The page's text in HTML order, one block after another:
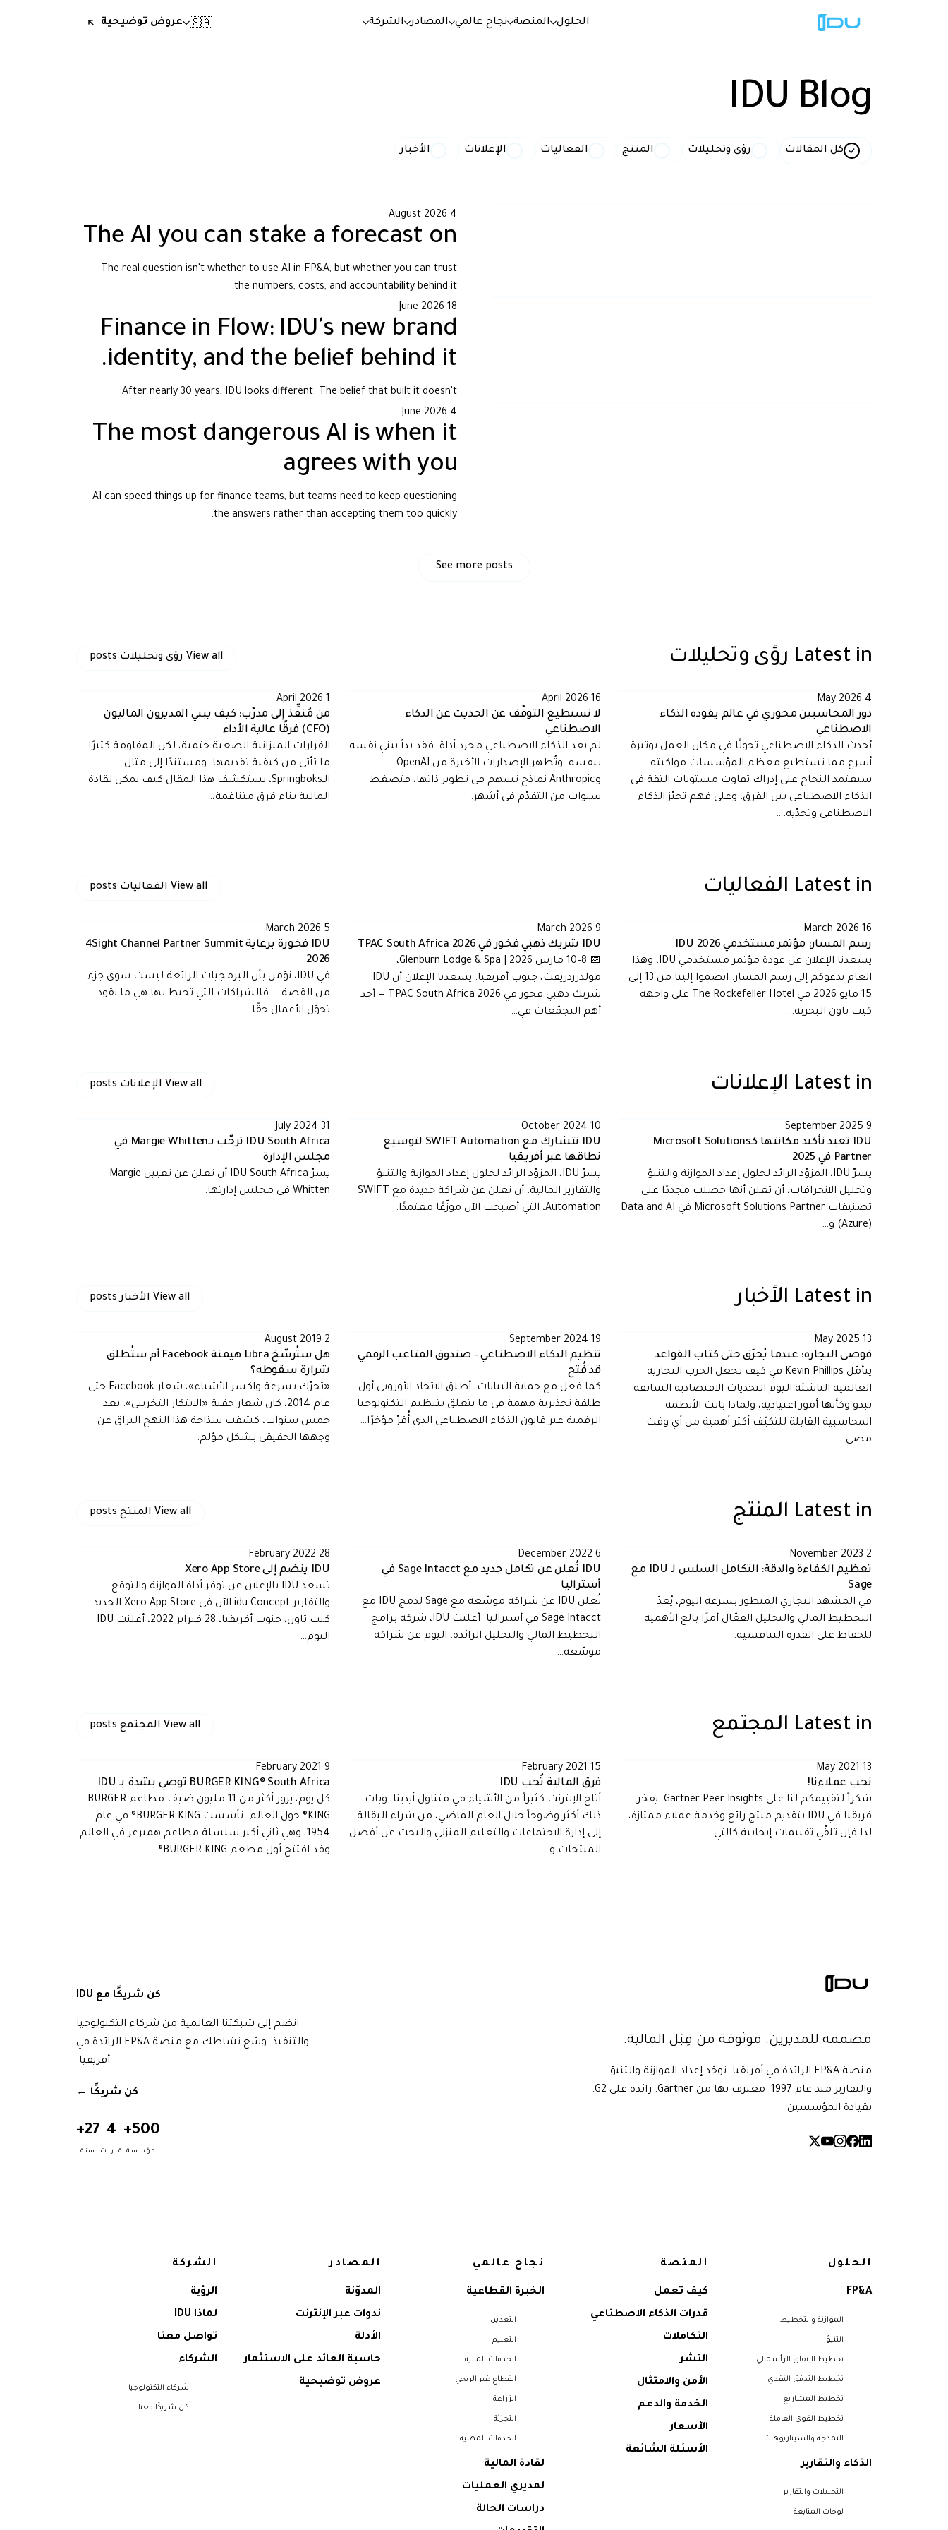
الحلول المنصة نجاح عالمي المصادر الشركة 🇸🇦 عروض توضيحية
IDU Blog
كل المقالات رؤى وتحليلات المنتج الفعاليات الإعلانات الأخبار
4 August 2026
The AI you can stake a forecast on
The real question isn't whether to use AI in FP&A, but whether you can trust
the numbers, costs, and accountability behind it.
18 June 2026
Finance in Flow: IDU's new brand
identity, and the belief behind it.
After nearly 30 years, IDU looks different. The belief that built it doesn't.
4 June 2026
The most dangerous AI is when it
agrees with you
AI can speed things up for finance teams, but teams need to keep questioning
the answers rather than accepting them too quickly.
See more posts
Latest in رؤى وتحليلات View all رؤى وتحليلات
4 May 2026
دور المحاسبين محوري في عالم يقوده الذكاء
الاصطناعي
يُحدث الذكاء الاصطناعي تحولًا في مكان العمل بوتيرة
أسرع مما تستطيع معظم المؤسسات مواكبته.
سيعتمد النجاح على إدراك تفاوت مستويات الثقة في
الذكاء الاصطناعي بين الفرق، وعلى فهم تحيّز الذكاء
الاصطناعي وتحدّيه،…
16 April 2026
لا نستطيع التوقّف عن الحديث عن الذكاء
الاصطناعي
لم يعد الذكاء الاصطناعي مجرد أداة. فقد بدأ يبني نفسه
بنفسه. وتُظهر الإصدارات الأخيرة من OpenAI
وAnthropic نماذج تسهم في تطوير ذاتها، فتضغط
سنوات من التقدّم في أشهر.
1 April 2026
من مُنفِّذ إلى مدرّب: كيف يبني المديرون الماليون
(CFO) فرقًا عالية الأداء
القرارات الميزانية الصعبة حتمية، لكن المقاومة كثيرًا
ما تأتي من كيفية تقديمها. ومستندًا إلى مثال
الـSpringboks، يستكشف هذا المقال كيف يمكن لقادة
المالية بناء فرق متناغمة،…
Latest in الفعاليات View all الفعاليات
16 March 2026
رسم المسار: مؤتمر مستخدمي IDU 2026
يسعدنا الإعلان عن عودة مؤتمر مستخدمي IDU، وهذا
العام ندعوكم إلى رسم المسار. انضموا إلينا من 13 إلى
15 مايو 2026 في The Rockefeller Hotel على واجهة
كيب تاون البحرية…
9 March 2026
IDU شريك ذهبي فخور في TPAC South Africa 2026
📅 8–10 مارس 2026 | Glenburn Lodge & Spa،
مولدرزدريفت، جنوب أفريقيا. يسعدنا الإعلان أن IDU
شريك ذهبي فخور في TPAC South Africa 2026 — أحد
أهم التجمّعات في…
5 March 2026
IDU فخورة برعاية 4Sight Channel Partner Summit
2026
في IDU، نؤمن بأن البرمجيات الرائعة ليست سوى جزء
من القصة — فالشراكات التي تحيط بها هي ما يقود
تحوّل الأعمال حقًا.
Latest in الإعلانات View all الإعلانات
9 September 2025
IDU تعيد تأكيد مكانتها كـMicrosoft Solutions
Partner في 2025
يسرّ IDU، المزوّد الرائد لحلول إعداد الموازنة والتنبؤ
وتحليل الانحرافات، أن تعلن أنها حصلت مجددًا على
تصنيفات Microsoft Solutions Partner في Data and AI
(Azure) و…
10 October 2024
IDU تتشارك مع SWIFT Automation لتوسيع
نطاقها عبر أفريقيا
يسرّ IDU، المزوّد الرائد لحلول إعداد الموازنة والتنبؤ
والتقارير المالية، أن تعلن عن شراكة جديدة مع SWIFT
Automation، التي أصبحت الآن موزّعًا معتمدًا.
31 July 2024
IDU South Africa ترحّب بـMargie Whitten في
مجلس الإدارة
يسرّ IDU South Africa أن تعلن عن تعيين Margie
Whitten في مجلس إدارتها.
Latest in الأخبار View all الأخبارposts
13 May 2025
فوضى التجارة: عندما يُحرَق حتى كتاب القواعد
يتأمّل Kevin Phillips في كيف تجعل الحرب التجارية
العالمية الناشئة اليوم التحديات الاقتصادية السابقة
تبدو وكأنها أمور اعتيادية، ولماذا باتت الأنظمة
المحاسبية القابلة للتكيّف أكثر أهمية من أي وقت
مضى.
19 September 2024
تنظيم الذكاء الاصطناعي – صندوق المتاعب الرقمي
قد فُتح
كما فعل مع حماية البيانات، أطلق الاتحاد الأوروبي أول
طلقة تحذيرية مهمة في ما يتعلق بتنظيم التكنولوجيا
الرقمية عبر قانون الذكاء الاصطناعي الذي أُقرّ مؤخرًا…
2 August 2019
هل ستُرسّخ Libra هيمنة Facebook أم ستُطلق
شرارة سقوطه؟
«تحرّك بسرعة واكسر الأشياء»، شعار Facebook حتى
عام 2014، كان شعار حقبة «الابتكار التخريبي». بعد
خمس سنوات، كشفت سذاجة هذا النهج البراق عن
وجهها الحقيقي بشكل مؤلم.
Latest in المنتج View all المنتج
2 November 2023
تعظيم الكفاءة والدقة: التكامل السلس لـ IDU مع
Sage
في المشهد التجاري المتطور بسرعة اليوم، يُعدّ
التخطيط المالي والتحليل الفعّال أمرًا بالغ الأهمية
للحفاظ على القدرة التنافسية.
6 December 2022
IDU تُعلن عن تكامل جديد مع Sage Intacct في
أستراليا
تُعلن IDU عن شراكة موسّعة مع Sage لدمج IDU مع
Sage Intacct في أستراليا. أعلنت IDU، شركة برامج
التخطيط المالي والتحليل الرائدة، اليوم عن شراكة
موسّعة…
28 February 2022
IDU ينضم إلى Xero App Store
تسعد IDU بالإعلان عن توفر أداة الموازنة والتوقع
والتقارير idu-Concept الآن في Xero App Store الجديد.
كيب تاون، جنوب أفريقيا، 28 فبراير 2022، أعلنت IDU
اليوم…
Latest in المجتمع View all المجتمع
13 May 2021
نحب عملاءنا!
شكراً لتقييمكم لنا على Gartner Peer Insights. يفخر
فريقنا في IDU بتقديم منتج رائع وخدمة عملاء ممتازة،
لذا فإن تلقّي تقييمات إيجابية كالتي…
15 February 2021
فرق المالية تُحب IDU
أتاح الإنترنت كثيراً من الأشياء في متناول أيدينا، وبات
ذلك أكثر وضوحاً خلال العام الماضي، من شراء البقالة
إلى إدارة الاجتماعات والتعليم المنزلي والبحث عن أفضل
المنتجات و…
9 February 2021
BURGER KING® South Africa توصي بشدة بـ IDU
كل يوم، يزور أكثر من 11 مليون ضيف مطاعم BURGER
KING® حول العالم. تأسست BURGER KING® في عام
1954، وهي ثاني أكبر سلسلة مطاعم همبرغر في العالم.
وقد افتتح أول مطعم BURGER KING®…
مصممة للمديرين. موثوقة من قِبَل المالية.
منصة FP&A الرائدة في أفريقيا. توحّد إعداد الموازنة والتنبؤ
والتقارير منذ عام 1997. معترف بها من Gartner. رائدة على G2.
بقيادة المؤسسين.
كن شريكًا مع IDU
انضم إلى شبكتنا العالمية من شركاء التكنولوجيا
والتنفيذ. وسّع نشاطك مع منصة FP&A الرائدة في
أفريقيا.
كن شريكًا →
500+
مؤسسة
4
قارات
27+
سنة
الحلول
FP&A
الموازنة والتخطيط
التنبؤ
تخطيط الإنفاق الرأسمالي
تخطيط التدفق النقدي
تخطيط المشاريع
تخطيط القوى العاملة
النمذجة والسيناريوهات
الذكاء والتقارير
التحليلات والتقارير
لوحات المتابعة
المنصة
كيف تعمل
قدرات الذكاء الاصطناعي
التكاملات
النشر
الأمن والامتثال
الخدمة والدعم
الأسعار
الأسئلة الشائعة
نجاح عالمي
الخبرة القطاعية
التعدين
التعليم
الخدمات المالية
القطاع غير الربحي
الزراعة
التجزئة
الخدمات المهنية
لقادة المالية
لمديري العمليات
دراسات الحالة
المصادر
المدوّنة
ندوات عبر الإنترنت
الأدلة
حاسبة العائد على الاستثمار
عروض توضيحية
الشركة
الرؤية
لماذا IDU
تواصل معنا
الشركاء
شركاء التكنولوجيا
كن شريكًا معنا